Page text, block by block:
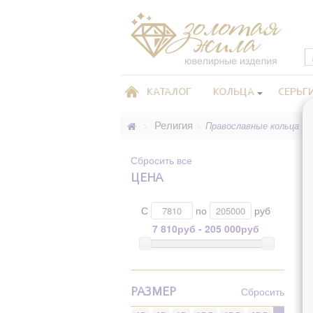
КАТАЛОГ КОЛЬЦА
Религия Православные кольца
Сбросить все
ЦЕНА
С по
руб
7 810руб - 205 000руб
РАЗМЕР Сбросить